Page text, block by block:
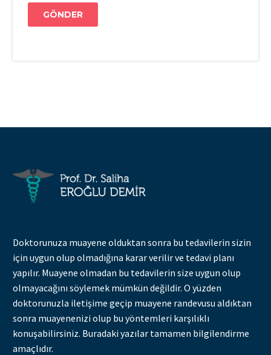
Doktorunuza muayene olduktan sonra bu tedavilerin sizin
için uygun olup olmadığına karar verilir ve tedavi planı
yapılır. Muayene olmadan bu tedavilerin size uygun olup
olmayacağını söylemek mümkün değildir. O yüzden
doktorunuzla iletişime geçip muayene randevusu aldıktan
sonra muayenenizi olup bu yöntemleri karşılıklı
konuşabilirsiniz. Buradaki yazılar tamamen bilgilendirme
amaçlıdır.